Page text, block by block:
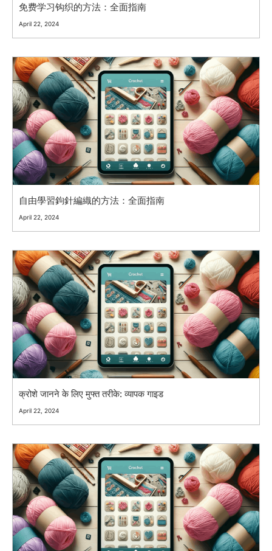
免费学习钩织的方法：全面指南
April 22, 2024
自由學習鉤針編織的方法：全面指南
April 22, 2024
क्रोशे जानने के लिए मुफ्त तरीके: व्यापक गाइड
April 22, 2024